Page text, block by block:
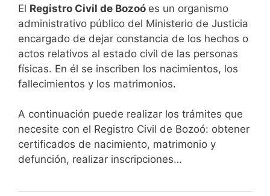
El Registro Civil de Bozoó es un organismo
administrativo público del Ministerio de Justicia
encargado de dejar constancia de los hechos o
actos relativos al estado civil de las personas
físicas. En él se inscriben los nacimientos, los
fallecimientos y los matrimonios.
A continuación puede realizar los trámites que
necesite con el Registro Civil de Bozoó: obtener
certificados de nacimiento, matrimonio y
defunción, realizar inscripciones…